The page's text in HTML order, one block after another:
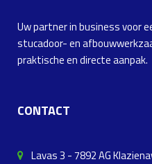
Uw partner in business voor
stucadoor- en
praktische en directe aanpak.
CONTACT
Lavas 3 - 7892 AG